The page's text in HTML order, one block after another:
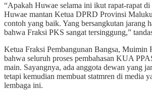
“Apakah Huwae selama ini ikut rapat-rapat
Huwae mantan Ketua DPRD Provinsi
contoh yang baik. Yang bersangkutan jarang
bahwa Fraksi PKS sangat tersinggung,”
Ketua Fraksi Pembangunan Bangsa, Muimin
bahwa seluruh proses pembahasan KUA
main. Sayangnya, ada anggota dewan yang
tetapi kemudian membuat statmren di media
lembaga ini.